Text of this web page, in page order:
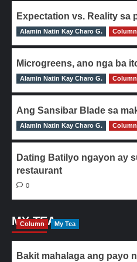
Expectation vs. Reality sa
0
Alamin Natin Kay Charo G. Column
Microgreens, ano nga ba
0
Alamin Natin Kay Charo G. Column
Ang Sansibar Blade sa
0
Alamin Natin Kay Charo G. Column
Dating Batilyo ngayon ay
restaurant
0
MY TEA
Column My Tea
Bakit mahalaga ang payo